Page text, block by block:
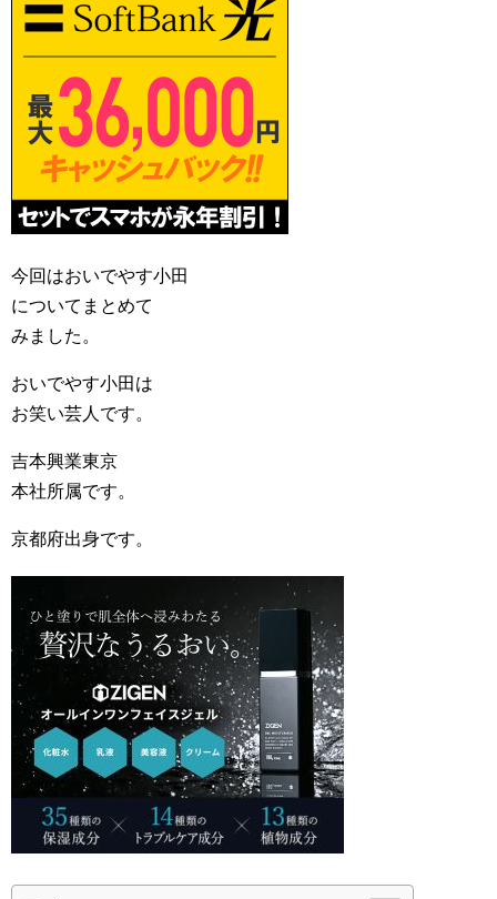
今回はおいでやす小田
についてまとめて
みました。
おいでやす小田は
お笑い芸人です。
吉本興業東京
本社所属です。
京都府出身です。